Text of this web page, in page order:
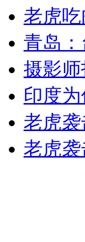
女孩北京地铁殴
无痛分娩是否安
外交部：反对强
外交部：有关国
老虎
青岛
摄影
印度
老虎
老虎